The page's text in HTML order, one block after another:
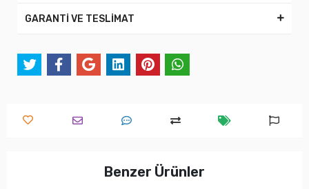
GARANTİ VE TESLİMAT
Benzer Ürünler